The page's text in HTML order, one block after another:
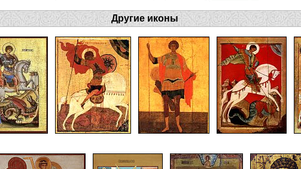
Другие иконы